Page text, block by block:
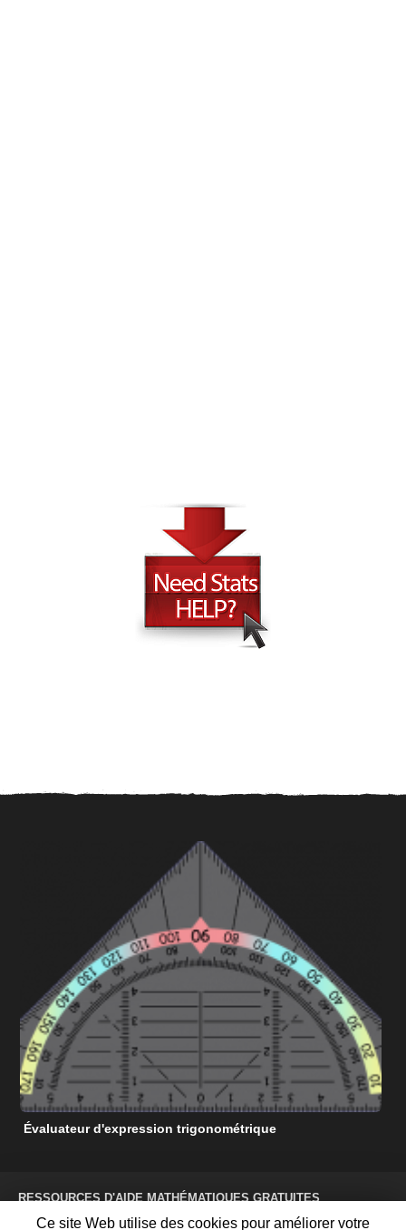
Évaluateur d'expression trigonométrique
RESSOURCES D'AIDE MATHÉMATIQUES GRATUITES
CONDITIONS D'UTILISATION
Ce site Web utilise des cookies pour améliorer votre